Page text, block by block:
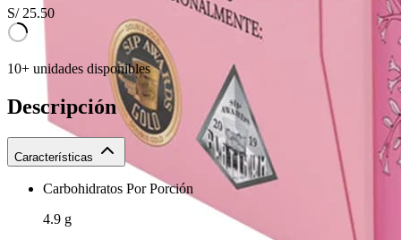
S/ 25.50
10+ unidades disponibles
Descripción
Características
Carbohidratos Por Porción
4.9 g